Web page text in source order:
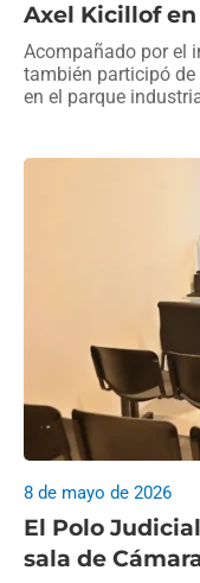
Axel Kicillof
Acompañado por el
también participó
en el parque
El Polo
sala de
8 de mayo de 2026